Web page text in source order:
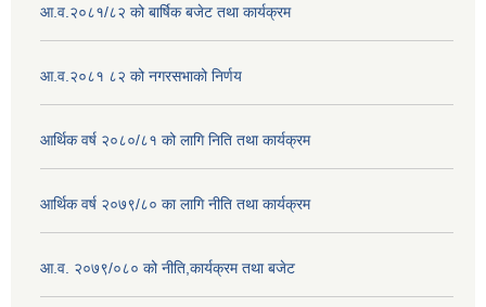
आ.व.२०८१/८२ को बार्षिक बजेट तथा कार्यक्रम
आ.व.२०८१ ८२ को नगरसभाको निर्णय
आर्थिक वर्ष २०८०/८१ को लागि निति तथा कार्यक्रम
आर्थिक वर्ष २०७९/८० का लागि नीति तथा कार्यक्रम
आ.व. २०७९/०८० को नीति,कार्यक्रम तथा बजेट